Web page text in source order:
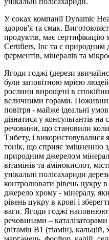
У соках компанії Dynamic
здоров'я та смак.
продуктів, має сертифікацію
Certifiers, Inc та є природним
ферментів, мінералів та
Ягоди годжі (дерези
були заповітною мрією
рослини вирощені в
величними горами. Поживний
повітря - майже ідеальні
дізнатися у консультантів
речовини, що становили
Тибету, і використовувалися
тонік, що сприяє зміцненню
природним джерелом
вітамінів та амінокислот,
унікальні полісахариди
контролювати рівень цукру
джерело хрому - мінералу,
рівень цукру в крові і
ваги. Ягоди годжі
речовинами –
(вітамін B1 (тіамін), кальцій,